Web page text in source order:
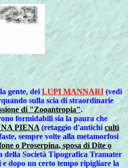
gente, dei LUPI MANNARI(vedi
sulla scia di straordinarie
di "Zooantropia".
formidabili sia la paura che
PIENA(retaggio d'antichiculti
sempre volte alla metamorfosi
o Proserpina, sposa di Dite o
della Società Tipografica Tramater
dopo un certo tempo ripigliare la